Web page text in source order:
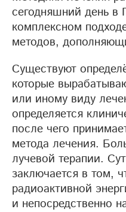
сегодняшний день в
комплексном
методов,
Существуют
которые
или иному виду
определяется
после чего
метода лечения.
лучевой терапии.
заключается в том,
радиоактивной
и непосредственно